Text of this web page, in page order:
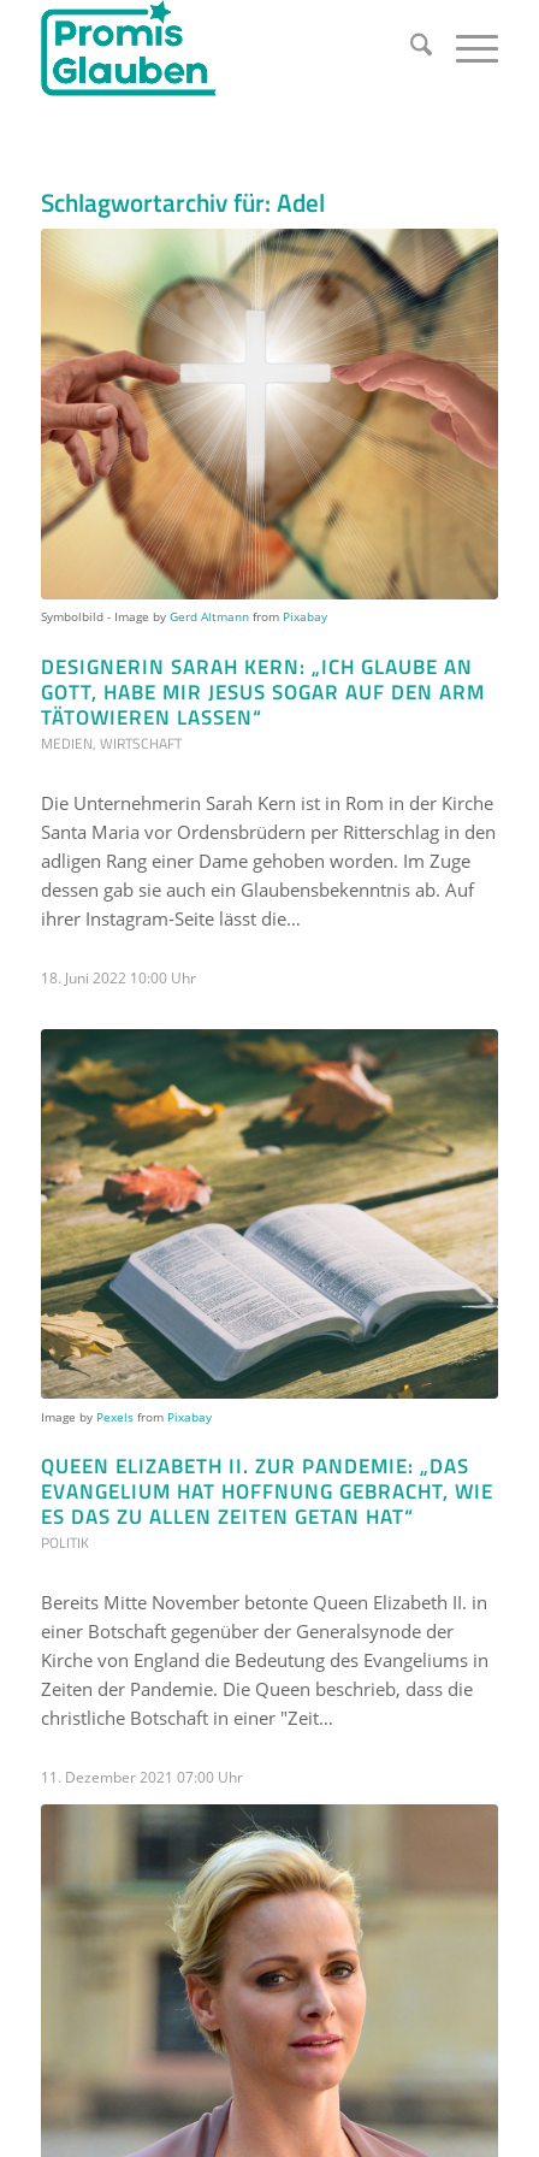
Schlagwortarchiv für:Adel
Symbolbild - Image by Gerd Altmannfrom Pixabay
DESIGNERIN SARAH KERN: „ICH GLAUBE AN
GOTT, HABE MIR JESUS SOGAR AUF DEN ARM
TÄTOWIEREN LASSEN“
MEDIEN, WIRTSCHAFT
Die Unternehmerin Sarah Kern ist in Rom in der Kirche
Santa Maria vor Ordensbrüdern per Ritterschlag in den
adligen Rang einer Dame gehoben worden. Im Zuge
dessen gab sie auch ein Glaubensbekenntnis ab. Auf
ihrer Instagram-Seite lässt die…
18. Juni 2022 10:00 Uhr
Image by Pexelsfrom Pixabay
QUEEN ELIZABETH II. ZUR PANDEMIE: „DAS
EVANGELIUM HAT HOFFNUNG GEBRACHT, WIE
ES DAS ZU ALLEN ZEITEN GETAN HAT“
POLITIK
Bereits Mitte November betonte Queen Elizabeth II. in
einer Botschaft gegenüber der Generalsynode der
Kirche von England die Bedeutung des Evangeliums in
Zeiten der Pandemie. Die Queen beschrieb, dass die
christliche Botschaft in einer "Zeit…
11. Dezember 2021 07:00 Uhr